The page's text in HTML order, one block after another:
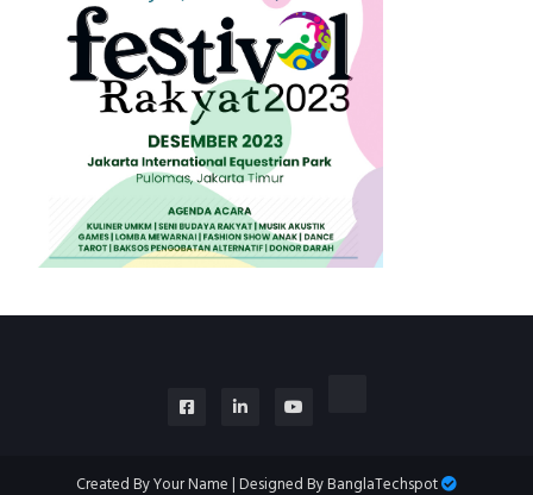
Created ByYour Name| Designed ByBanglaTechspot